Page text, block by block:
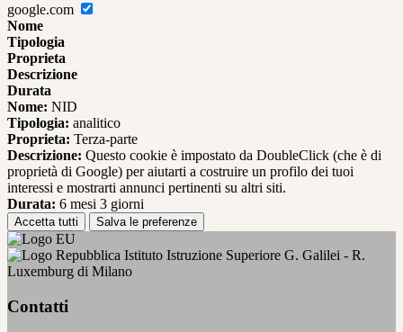
google.com
Nome
Tipologia
Proprieta
Descrizione
Durata
Nome: NID
Tipologia: analitico
Proprieta: Terza-parte
Descrizione: Questo cookie è impostato da DoubleClick (che è di
proprietà di Google) per aiutarti a costruire un profilo dei tuoi
interessi e mostrarti annunci pertinenti su altri siti.
Durata: 6 mesi 3 giorni
Accetta tutti Salva le preferenze
Istituto Istruzione Superiore G. Galilei - R.
Luxemburg di Milano
Contatti